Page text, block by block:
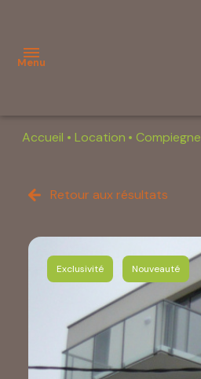
Menu
Vente
Estimation
Location
Gestion
Outils
Calculatrices
Accueil Location Compiegne
Retour aux résultats
Exclusivité Nouveauté